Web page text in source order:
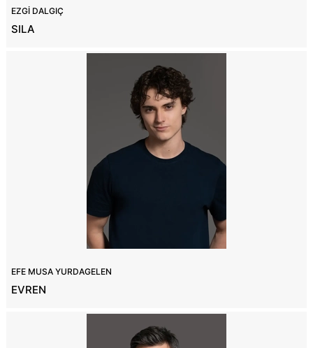
EZGİ DALGIÇ
SILA
EFE MUSA YURDAGELEN
EVREN